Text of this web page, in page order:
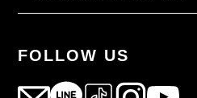
FOLLOW US